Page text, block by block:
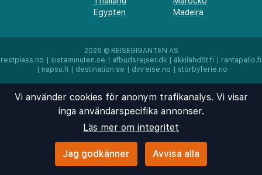
Egypten
Madeira
2026 © REISEGIGANTEN AS
restplass.no | sistaminuten.se | afbudsrejser.dk | äkkilähdöt.fi | rantapallo.fi
| napsu.fi | destination.se | dinreise.no | storbyferie.no
Vi använder cookies för anonym trafikanalys. Vi visar
inga användarspecifika annonser.
Läs mer om integritet
Jag godkänner Avvisa alla